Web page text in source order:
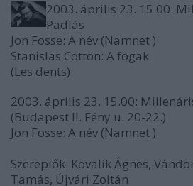
2003. április 23. 15.00:
Padlás
Jon Fosse: A név (Namnet )
Stanislas Cotton: A fogak
(Les dents)
2003. április 23. 15.00:
(Budapest II. Fény u. 20-22.)
Jon Fosse: A név (Namnet )
Szereplők: Kovalik Ágnes,
Tamás, Újvári Zoltán